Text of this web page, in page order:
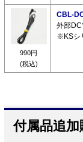
990円
(税込)
CBL-
外部
※KSシ
付属品追加